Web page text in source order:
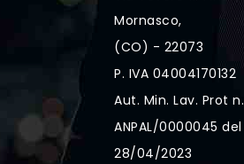
Mornasco,
(CO) - 22073
P. IVA 04004170132
Aut. Min. Lav. Prot n.
ANPAL/0000045 del
28/04/2023